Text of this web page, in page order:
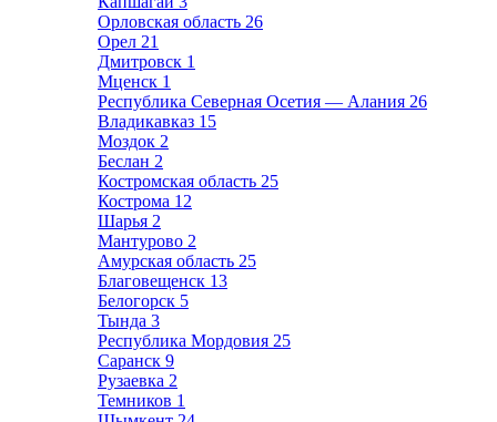
Орловская область 26
Орел 21
Дмитровск 1
Мценск 1
Республика Северная Осетия — Алания 26
Владикавказ 15
Моздок 2
Беслан 2
Костромская область 25
Кострома 12
Шарья 2
Мантурово 2
Амурская область 25
Благовещенск 13
Белогорск 5
Тында 3
Республика Мордовия 25
Саранск 9
Рузаевка 2
Темников 1